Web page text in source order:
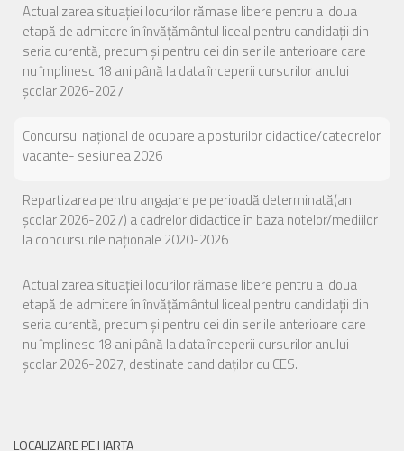
Actualizarea situației locurilor rămase libere pentru a doua
etapă de admitere în învățământul liceal pentru candidații din
seria curentă, precum și pentru cei din seriile anterioare care
nu împlinesc 18 ani până la data începerii cursurilor anului
școlar 2026-2027
Concursul național de ocupare a posturilor didactice/catedrelor
vacante- sesiunea 2026
Repartizarea pentru angajare pe perioadă determinată(an
școlar 2026-2027) a cadrelor didactice în baza notelor/mediilor
la concursurile naționale 2020-2026
Actualizarea situației locurilor rămase libere pentru a doua
etapă de admitere în învățământul liceal pentru candidații din
seria curentă, precum și pentru cei din seriile anterioare care
nu împlinesc 18 ani până la data începerii cursurilor anului
școlar 2026-2027, destinate candidaților cu CES.
LOCALIZARE PE HARTA